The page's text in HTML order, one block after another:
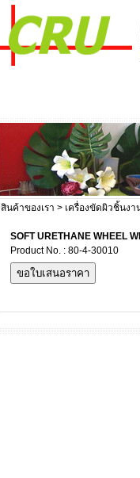
สินค้าของเรา > เครื่องขัดผิวชิ้นงา
SOFT URETHANE WHEEL
Product No. : 80-4-30010